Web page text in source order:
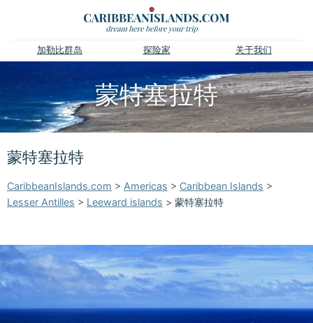
加勒比群岛 探险家 关于我们
蒙特塞拉特
蒙特塞拉特
CaribbeanIslands.com > Americas > Caribbean Islands >
Lesser Antilles > Leeward islands > 蒙特塞拉特